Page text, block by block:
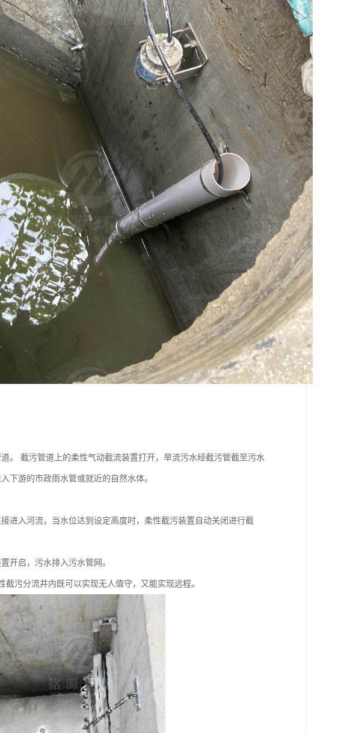
。 截污管道上的柔性气动截流装置打开，旱流污水经截污管截至污水
下游的市政雨水管或就近的自然水体。
进入河流，当水位达到设定高度时，柔性截污装置自动关闭进行截
开启，污水排入污水管网。
污分流井内既可以实现无人值守，又能实现远程。